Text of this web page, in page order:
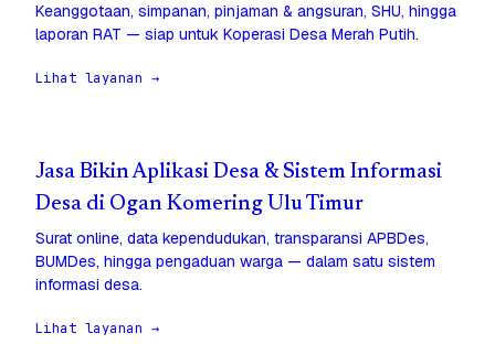
Keanggotaan, simpanan, pinjaman & angsuran, SHU, hingga
laporan RAT — siap untuk Koperasi Desa Merah Putih.
Lihat layanan →
Jasa Bikin Aplikasi Desa & Sistem Informasi
Desa di Ogan Komering Ulu Timur
Surat online, data kependudukan, transparansi APBDes,
BUMDes, hingga pengaduan warga — dalam satu sistem
informasi desa.
Lihat layanan →